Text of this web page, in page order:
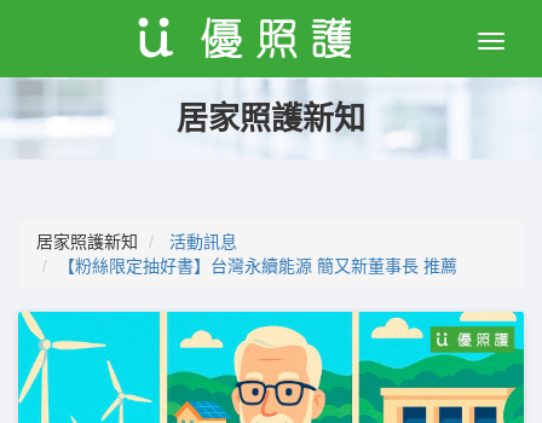
Toggle
居家照護新知
居家照護新知
活動訊息
【粉絲限定抽好書】台灣永續能源 簡又新董事長 推薦